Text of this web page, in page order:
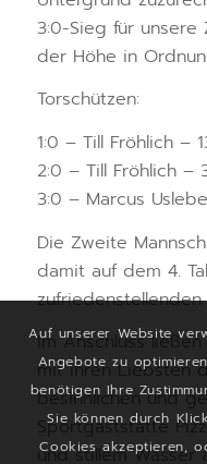
3:0-Sieg für unsere
der Höhe in
Torschützen:
1:0 – Till Fröhlich –
2:0 – Till Fröhlich –
3:0 – Marcus
Die Zweite
damit auf dem 4.
zufriedenstellenden
Im Anschluss
mit ihren Liebsten
besinnlichen und
Sportgaststätte
und stillem Wasser
Auf unserer Website
Angebote zu
benötigen Ihre
Sie können durch
Cookies akzeptieren,